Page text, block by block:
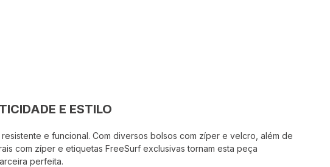
E ESTILO
e funcional. Com diversos bolsos com zíper e velcro, além de
com zíper e etiquetas FreeSurf exclusivas tornam esta peça
perfeita.